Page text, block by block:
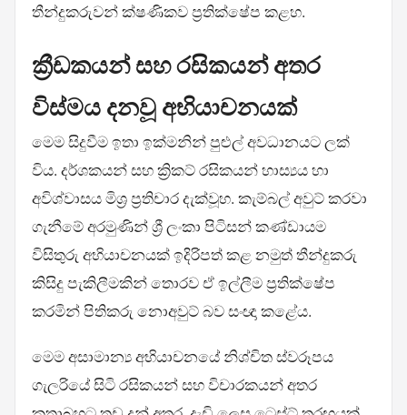
තීන්දුකරුවන් ක්ෂණිකව ප්‍රතික්ෂේප කළහ.
ක්‍රීඩකයන් සහ රසිකයන් අතර
විස්මය දනවූ අභියාචනයක්
මෙම සිදුවීම ඉතා ඉක්මනින් පුළුල් අවධානයට ලක්
විය. දර්ශකයන් සහ ක්‍රිකට් රසිකයන් හාස්‍යය හා
අවිශ්වාසය මිශ්‍ර ප්‍රතිචාර දැක්වූහ. කැම්බල් අවුට් කරවා
ගැනීමේ අරමුණින් ශ්‍රී ලංකා පිටිසන් කණ්ඩායම
විසිතුරු අභියාචනයක් ඉදිරිපත් කළ නමුත් තීන්දුකරු
කිසිදු පැකිලීමකින් තොරව ඒ ඉල්ලීම ප්‍රතික්ෂේප
කරමින් පිතිකරු නොඅවුට් බව සංඥා කළේය.
මෙම අසාමාන්‍ය අභියාචනයේ නිශ්චිත ස්වරූපය
ගැලරියේ සිටි රසිකයන් සහ විචාරකයන් අතර